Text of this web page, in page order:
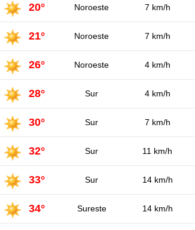
20° Noroeste 7 km/h
21° Noroeste 7 km/h
26° Noroeste 4 km/h
28° Sur 4 km/h
30° Sur 7 km/h
32° Sur 11 km/h
33° Sur 14 km/h
34° Sureste 14 km/h